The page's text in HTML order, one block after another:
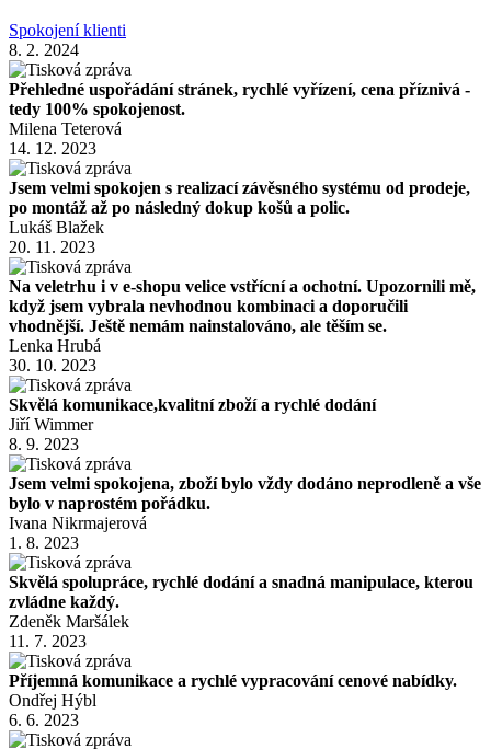
Spokojení klienti
8. 2. 2024
Přehledné uspořádání stránek, rychlé vyřízení, cena příznivá -
tedy 100% spokojenost.
Milena Teterová
14. 12. 2023
Jsem velmi spokojen s realizací závěsného systému od prodeje,
po montáž až po následný dokup košů a polic.
Lukáš Blažek
20. 11. 2023
Na veletrhu i v e-shopu velice vstřícní a ochotní. Upozornili mě,
když jsem vybrala nevhodnou kombinaci a doporučili
vhodnější. Ještě nemám nainstalováno, ale těším se.
Lenka Hrubá
30. 10. 2023
Skvělá komunikace,kvalitní zboží a rychlé dodání
Jiří Wimmer
8. 9. 2023
Jsem velmi spokojena, zboží bylo vždy dodáno neprodleně a vše
bylo v naprostém pořádku.
Ivana Nikrmajerová
1. 8. 2023
Skvělá spolupráce, rychlé dodání a snadná manipulace, kterou
zvládne každý.
Zdeněk Maršálek
11. 7. 2023
Příjemná komunikace a rychlé vypracování cenové nabídky.
Ondřej Hýbl
6. 6. 2023